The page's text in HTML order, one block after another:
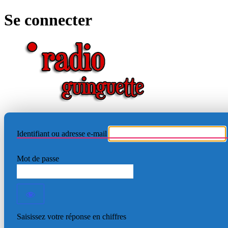
Se connecter
Identifiant ou adresse e-mail
Mot de passe
Saisissez votre réponse en chiffres